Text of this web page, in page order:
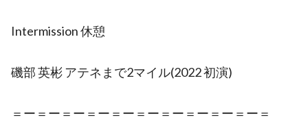
Intermission 休憩
磯部 英彬 アテネまで2マイル(2022 初演)
＝ー＝ー＝ー＝ー＝ー＝ー＝ー＝ー＝ー＝ー＝